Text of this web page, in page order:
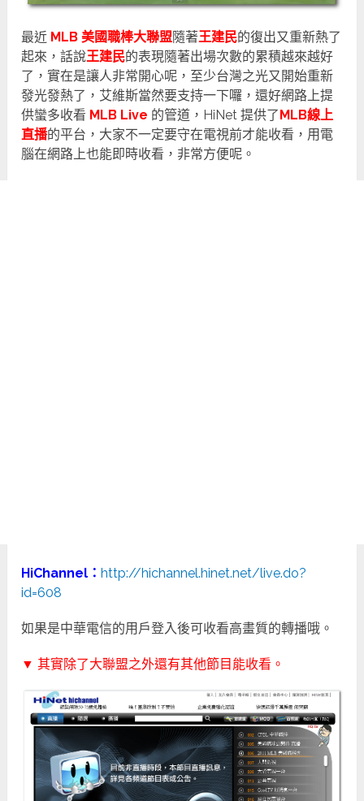
最近 MLB 美國職棒大聯盟隨著王建民的復出又重新熱了
起來，話說王建民的表現隨著出場次數的累積越來越好
了，實在是讓人非常開心呢，至少台灣之光又開始重新
發光發熱了，艾維斯當然要支持一下囉，還好網路上提
供蠻多收看 MLB Live 的管道，HiNet 提供了 MLB線上
直播的平台，大家不一定要守在電視前才能收看，用電
腦在網路上也能即時收看，非常方便呢。
HiChannel： http://hichannel.hinet.net/live.do?
id=608
如果是中華電信的用戶登入後可收看高畫質的轉播哦。
▼ 其實除了大聯盟之外還有其他節目能收看。